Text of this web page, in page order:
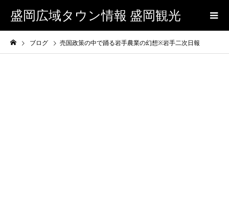
盛岡広域タウン情報 盛岡観光
ブログ 売国政策の中で踊る岩手農業の幻想※岩手二次日報